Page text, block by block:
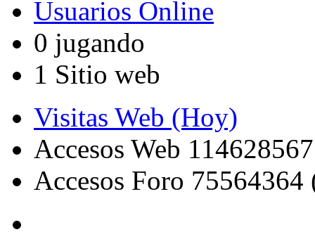
Usuarios Online
0 jugando
1 Sitio web
Visitas Web (Hoy)
Accesos Web
Accesos Foro 75564364